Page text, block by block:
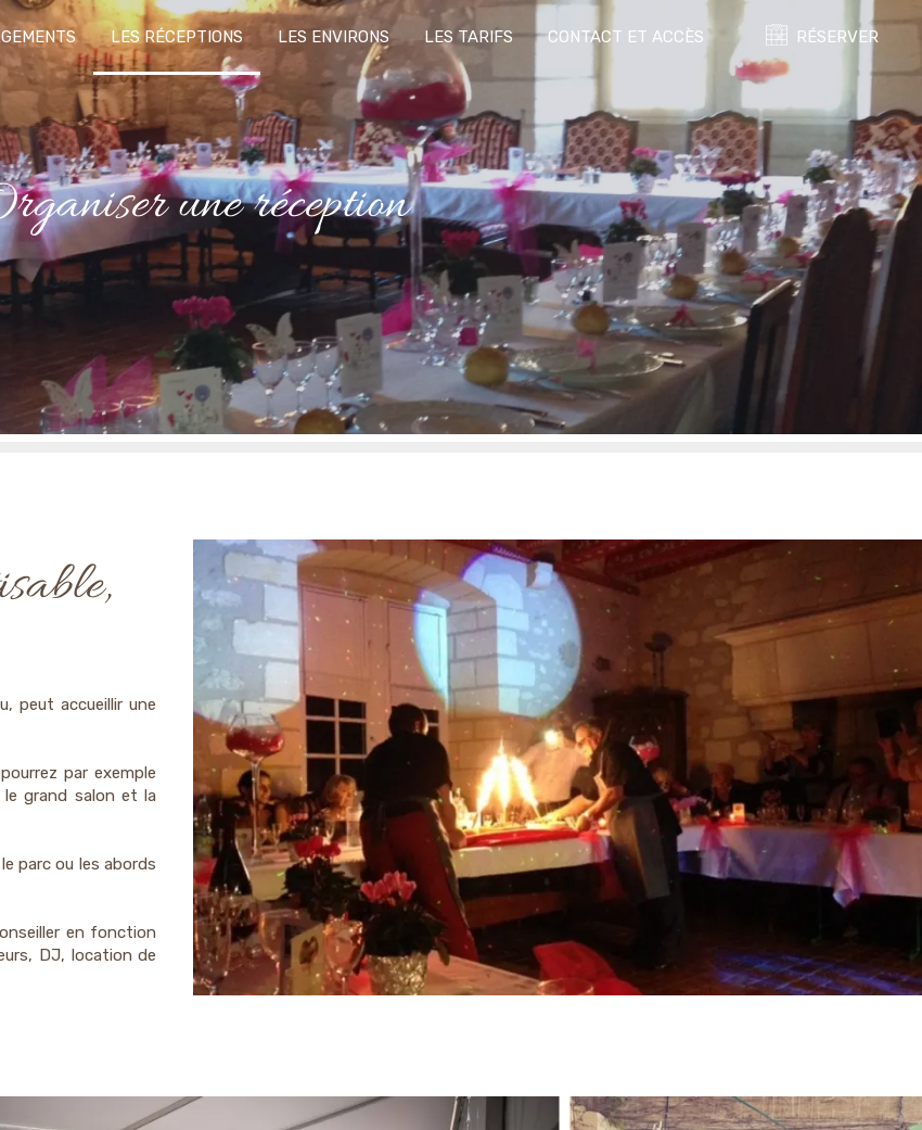
LES RÉCEPTIONS LES ENVIRONS LES TARIFS CONTACT ET ACCÈS RÉSERVER
une réception
peut accueillir une
par exemple
le grand salon et la
parc ou les abords
en fonction
DJ, location de